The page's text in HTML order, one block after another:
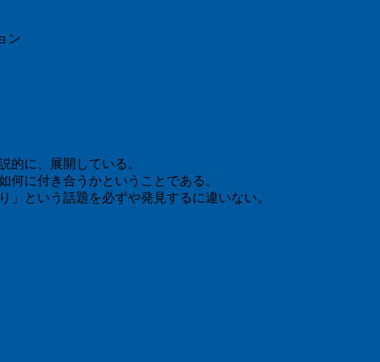
ン
的に、展開している。
に付き合うかということである。
という話題を必ずや発見するに違いない。